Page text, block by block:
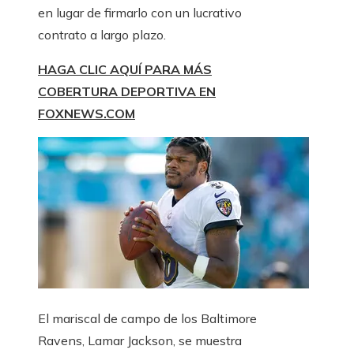
en lugar de firmarlo con un lucrativo
contrato a largo plazo.
HAGA CLIC AQUÍ PARA MÁS
COBERTURA DEPORTIVA EN
FOXNEWS.COM
El mariscal de campo de los Baltimore
Ravens, Lamar Jackson, se muestra